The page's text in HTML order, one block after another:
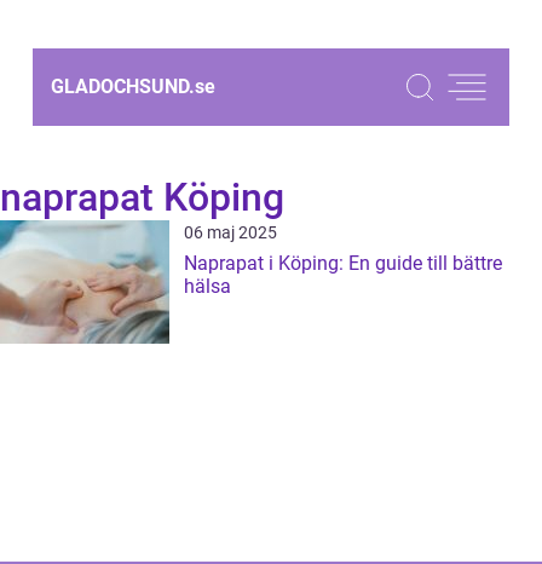
GLADOCHSUND.se
naprapat Köping
06 maj 2025
Naprapat i Köping: En guide till bättre
hälsa